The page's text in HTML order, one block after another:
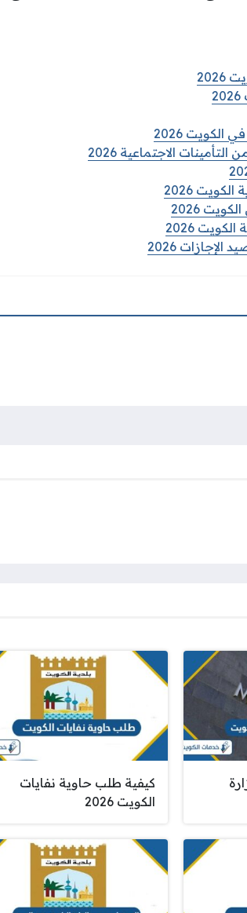
2026
الاجتماعية 2026
2026
2026
2026
2026
كيفية طلب حاوية نفايات
الكويت 2026